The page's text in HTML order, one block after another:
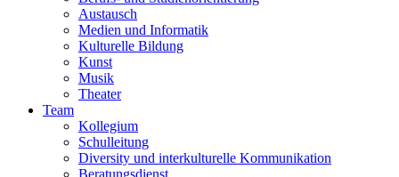
Austausch
Medien und Informatik
Kulturelle Bildung
Kunst
Musik
Theater
Team
Kollegium
Schulleitung
Diversity und interkulturelle Kommunikation
Beratungsdienst